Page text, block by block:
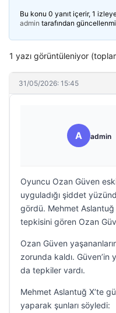
Bu konu 0 yanıt içerir, 1
admin tarafından
1 yazı görüntüleniyor
31/05/2026: 15:45
A admin
Oyuncu Ozan Güven
uyguladığı şiddet
gördü. Mehmet Aslantuğ
tepkisini gören Ozan
Ozan Güven
zorunda kaldı. Güven’in
da tepkiler vardı.
Mehmet Aslantuğ X’te
yaparak şunları söyledi: